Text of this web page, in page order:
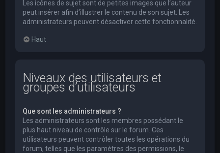
Les icônes de sujet sont de petites images que l’auteur
peut insérer afin d’illustrer le contenu de son sujet. Les
administrateurs peuvent désactiver cette fonctionnalité.
Haut
Niveaux des utilisateurs et
groupes d’utilisateurs
Que sont les administrateurs ?
Les administrateurs sont les membres possédant le
plus haut niveau de contrôle sur le forum. Ces
utilisateurs peuvent contrôler toutes les opérations du
forum, telles que les paramètres des permissions, le